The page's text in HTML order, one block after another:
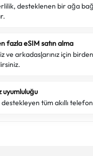
desteklenen bir ağa
fazla eSIM satın alma
ve arkadaşlarınız için
uyumluluğu
tüm akıllı